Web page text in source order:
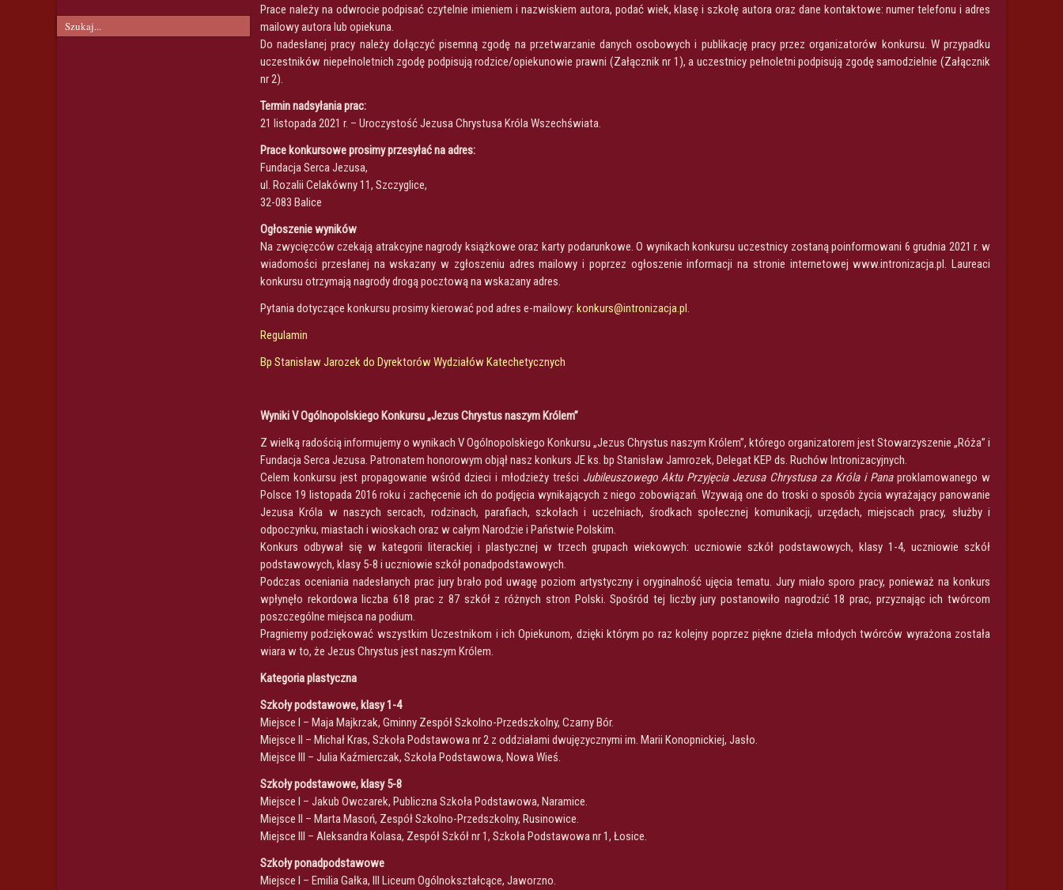
Prace należy na odwrocie podpisać czytelnie imieniem i nazwiskiem autora, podać wiek, klasę i szkołę autora oraz dane kontaktowe: numer telefonu i adres
mailowy autora lub opiekuna.
Do nadesłanej pracy należy dołączyć pisemną zgodę na przetwarzanie danych osobowych i publikację pracy przez organizatorów konkursu. W przypadku
uczestników niepełnoletnich zgodę podpisują rodzice/opiekunowie prawni (Załącznik nr 1), a uczestnicy pełnoletni podpisują zgodę samodzielnie (Załącznik
nr 2).
Termin nadsyłania prac:
21 listopada 2021 r. – Uroczystość Jezusa Chrystusa Króla Wszechświata.
Prace konkursowe prosimy przesyłać na adres:
Fundacja Serca Jezusa,
ul. Rozalii Celakówny 11, Szczyglice,
32-083 Balice
Ogłoszenie wyników
Na zwycięzców czekają atrakcyjne nagrody książkowe oraz karty podarunkowe. O wynikach konkursu uczestnicy zostaną poinformowani 6 grudnia 2021 r. w
wiadomości przesłanej na wskazany w zgłoszeniu adres mailowy i poprzez ogłoszenie informacji na stronie internetowej www.intronizacja.pl. Laureaci
konkursu otrzymają nagrody drogą pocztową na wskazany adres.
Pytania dotyczące konkursu prosimy kierować pod adres e-mailowy: konkurs@intronizacja.pl.
Regulamin
Bp Stanisław Jarozek do Dyrektorów Wydziałów Katechetycznych
Wyniki V Ogólnopolskiego Konkursu „Jezus Chrystus naszym Królem”
Z wielką radością informujemy o wynikach V Ogólnopolskiego Konkursu „Jezus Chrystus naszym Królem”, którego organizatorem jest Stowarzyszenie „Róża” i
Fundacja Serca Jezusa. Patronatem honorowym objął nasz konkurs JE ks. bp Stanisław Jamrozek, Delegat KEP ds. Ruchów Intronizacyjnych.
Celem konkursu jest propagowanie wśród dzieci i młodzieży treści Jubileuszowego Aktu Przyjęcia Jezusa Chrystusa za Króla i Panaproklamowanego w
Polsce 19 listopada 2016 roku i zachęcenie ich do podjęcia wynikających z niego zobowiązań. Wzywają one do troski o sposób życia wyrażający panowanie
Jezusa Króla w naszych sercach, rodzinach, parafiach, szkołach i uczelniach, środkach społecznej komunikacji, urzędach, miejscach pracy, służby i
odpoczynku, miastach i wioskach oraz w całym Narodzie i Państwie Polskim.
Konkurs odbywał się w kategorii literackiej i plastycznej w trzech grupach wiekowych: uczniowie szkół podstawowych, klasy 1-4, uczniowie szkół
podstawowych, klasy 5-8 i uczniowie szkół ponadpodstawowych.
Podczas oceniania nadesłanych prac jury brało pod uwagę poziom artystyczny i oryginalność ujęcia tematu. Jury miało sporo pracy, ponieważ na konkurs
wpłynęło rekordowa liczba 618 prac z 87 szkół z różnych stron Polski. Spośród tej liczby jury postanowiło nagrodzić 18 prac, przyznając ich twórcom
poszczególne miejsca na podium.
Pragniemy podziękować wszystkim Uczestnikom i ich Opiekunom, dzięki którym po raz kolejny poprzez piękne dzieła młodych twórców wyrażona została
wiara w to, że Jezus Chrystus jest naszym Królem.
Kategoria plastyczna
Szkoły podstawowe, klasy 1-4
Miejsce I – Maja Majkrzak, Gminny Zespół Szkolno-Przedszkolny, Czarny Bór.
Miejsce II – Michał Kras, Szkoła Podstawowa nr 2 z oddziałami dwujęzycznymi im. Marii Konopnickiej, Jasło.
Miejsce III – Julia Kaźmierczak, Szkoła Podstawowa, Nowa Wieś.
Szkoły podstawowe, klasy 5-8
Miejsce I – Jakub Owczarek, Publiczna Szkoła Podstawowa, Naramice.
Miejsce II – Marta Masoń, Zespół Szkolno-Przedszkolny, Rusinowice.
Miejsce III – Aleksandra Kolasa, Zespół Szkół nr 1, Szkoła Podstawowa nr 1, Łosice.
Szkoły ponadpodstawowe
Miejsce I – Emilia Gałka, III Liceum Ogólnokształcące, Jaworzno.